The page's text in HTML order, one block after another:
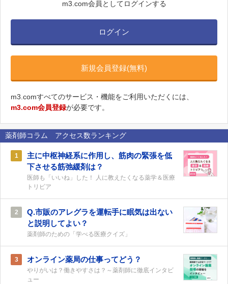
m3.com会員としてログインする
ログイン
新規会員登録(無料)
m3.comすべてのサービス・機能をご利用いただくには、
m3.com会員登録が必要です。
薬剤師コラム アクセス数ランキング
1
主に中枢神経系に作用し、筋肉の緊張を低
下させる筋弛緩剤は？
医師も「いいね」した！ 人に教えたくなる薬学＆医療
トリビア
2
Q.市販のアレグラを運転手に眠気は出ない
と説明してよい？
薬剤師のための「学べる医療クイズ」
3 オンライン薬局の仕事ってどう？
やりがいは？働きやすさは？～薬剤師に徹底インタビ
ュー